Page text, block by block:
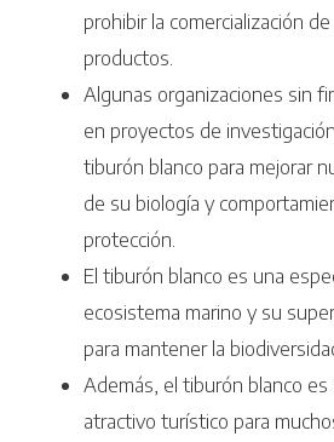
prohibir la comercialización
productos.
Algunas organizaciones sin
en proyectos de
tiburón blanco para mejorar
de su biología y
protección.
El tiburón blanco es una
ecosistema marino y su
para mantener la
Además, el tiburón blanco
atractivo turístico para